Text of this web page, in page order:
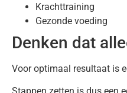
Krachttraining
Gezonde voeding
Denken dat
Voor optimaal resultaat is